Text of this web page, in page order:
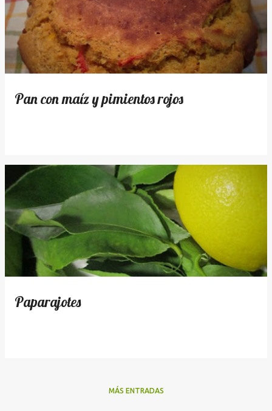
Pan con maíz y pimientos rojos
Paparajotes
MÁS ENTRADAS